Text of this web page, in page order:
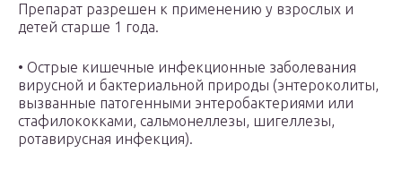
Препарат разрешен к применению у взрослых и
детей старше 1 года.
• Острые кишечные инфекционные заболевания
вирусной и бактериальной природы (энтероколиты,
вызванные патогенными энтеробактериями или
стафилококками, сальмонеллезы, шигеллезы,
ротавирусная инфекция).